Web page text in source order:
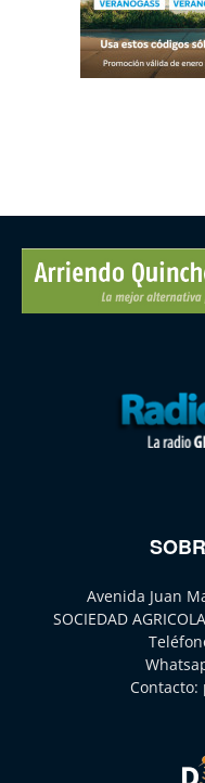
Avenida Juan
SOCIEDAD
Contacto: